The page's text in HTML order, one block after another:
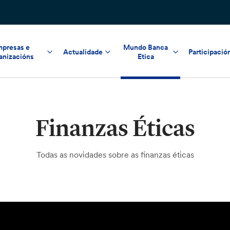
e
Actualidade
Mundo Banca
Etica
Finanzas Éticas
Todas as novidades sobre as finanzas éticas